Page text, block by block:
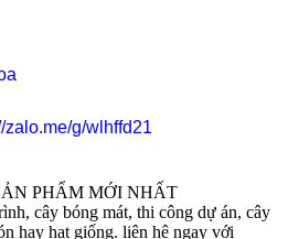
zalo.me/g/wlhffd21
PHẨM MỚI NHẤT
cây bóng mát, thi công dự án, cây
hay hạt giống. liên hệ ngay với